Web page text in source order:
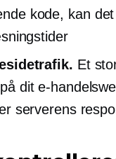
kode, kan
Et
dit e-
serverens